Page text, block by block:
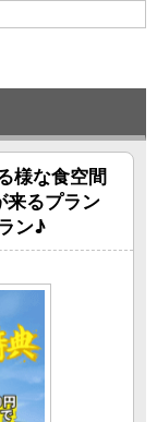
様な食空間
来るプラン
ン♪